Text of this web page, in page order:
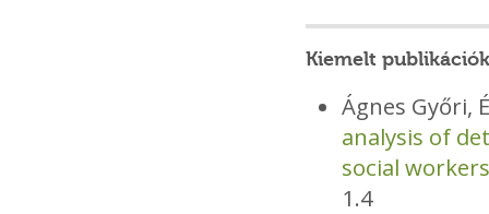
Kiemelt publikációk
Ágnes Győri,
analysis of
social workers
1.4